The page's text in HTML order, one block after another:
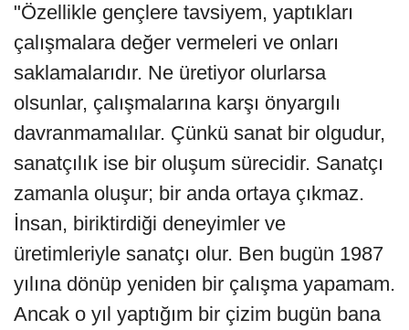
"Özellikle gençlere tavsiyem, yaptıkları
çalışmalara değer vermeleri ve onları
saklamalarıdır. Ne üretiyor olurlarsa
olsunlar, çalışmalarına karşı önyargılı
davranmamalılar. Çünkü sanat bir olgudur,
sanatçılık ise bir oluşum sürecidir. Sanatçı
zamanla oluşur; bir anda ortaya çıkmaz.
İnsan, biriktirdiği deneyimler ve
üretimleriyle sanatçı olur. Ben bugün 1987
yılına dönüp yeniden bir çalışma yapamam.
Ancak o yıl yaptığım bir çizim bugün bana